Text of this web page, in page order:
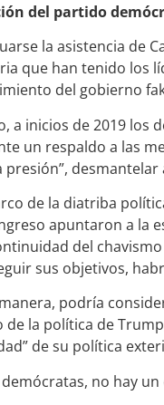
del partido
la asistencia de
que han tenido los
del gobierno
a inicios de 2019 los
un respaldo a las
presión”,
de la diatriba
apuntaron a la
del
sus objetivos,
podría
de la política de
de su política
no hay